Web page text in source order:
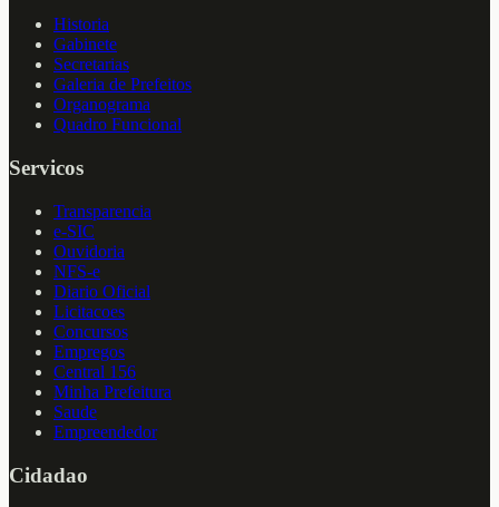
Historia
Gabinete
Secretarias
Galeria de Prefeitos
Organograma
Quadro Funcional
Servicos
Transparencia
e-SIC
Ouvidoria
NFS-e
Diario Oficial
Licitacoes
Concursos
Empregos
Central 156
Minha Prefeitura
Saude
Empreendedor
Cidadao